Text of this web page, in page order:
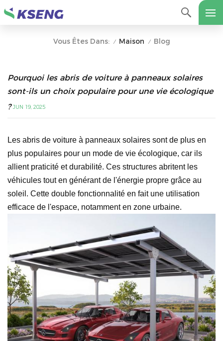
Vous Êtes Dans: / Maison / Blog
Pourquoi les abris de voiture à panneaux solaires
sont-ils un choix populaire pour une vie écologique
? JUN 19, 2025
Les abris de voiture à panneaux solaires sont de plus en
plus populaires pour un mode de vie écologique, car ils
allient praticité et durabilité. Ces structures abritent les
véhicules tout en générant de l'énergie propre grâce au
soleil. Cette double fonctionnalité en fait une utilisation
efficace de l'espace, notamment en zone urbaine.